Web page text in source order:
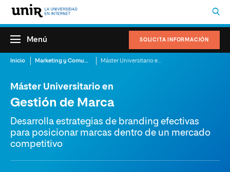
SOLICITA INFORMACIÓN
Menú
Inicio Marketing y Comunicación
Máster Universitario en
Gestión de Marca
Desarrolla estrategias de branding efectivas
para posicionar marcas dentro de un mercado
competitivo